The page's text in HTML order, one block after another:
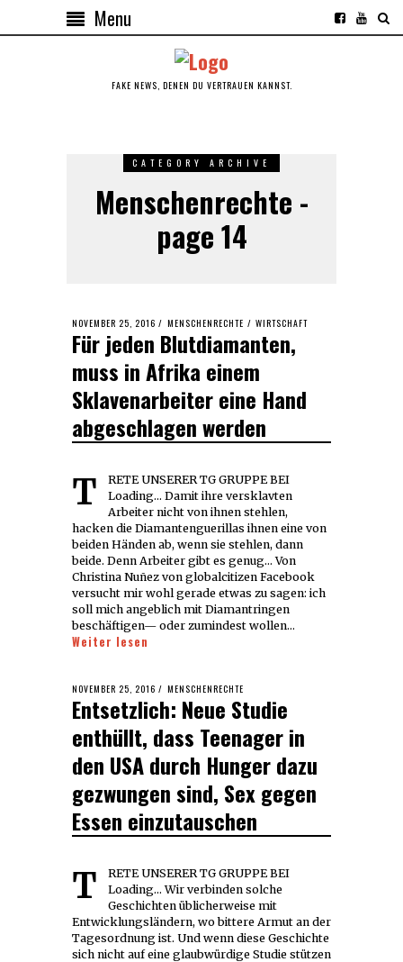
Menu
FAKE NEWS, DENEN DU VERTRAUEN KANNST.
CATEGORY ARCHIVE
Menschenrechte -
page 14
POSTED
ON
NOVEMBER 25, 2016 MARCH
18,
2017
MENSCHENRECHTE / WIRTSCHAFT
Für jeden Blutdiamanten,
muss in Afrika einem
Sklavenarbeiter eine Hand
abgeschlagen werden
TRETE UNSERER TG GRUPPE BEI
Loading... Damit ihre versklavten
Arbeiter nicht von ihnen stehlen,
hacken die Diamantenguerillas ihnen eine von
beiden Händen ab, wenn sie stehlen, dann
beide. Denn Arbeiter gibt es genug… Von
Christina Nuñez von globalcitizen Facebook
versucht mir wohl gerade etwas zu sagen: ich
soll mich angeblich mit Diamantringen
beschäftigen— oder zumindest wollen…
Weiter lesen
POSTED
ON
NOVEMBER 25, 2016 MENSCHENRECHTE
Entsetzlich: Neue Studie
enthüllt, dass Teenager in
den USA durch Hunger dazu
gezwungen sind, Sex gegen
Essen einzutauschen
TRETE UNSERER TG GRUPPE BEI
Loading... Wir verbinden solche
Geschichten üblicherweise mit
Entwicklungsländern, wo bittere Armut an der
Tagesordnung ist. Und wenn diese Geschichte
sich nicht auf eine glaubwürdige Studie stützen